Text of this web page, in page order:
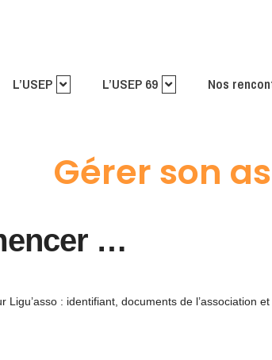
L’USEP L’USEP 69 Nos
Gérer son
…
: identifiant, documents de l’association